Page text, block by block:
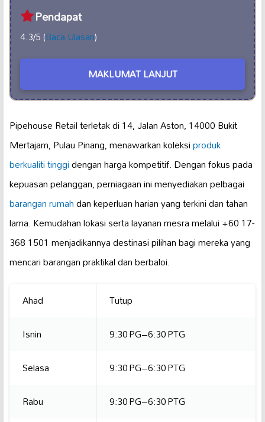
Pendapat
4.3/5 (Baca Ulasan)
MAKLUMAT LANJUT
Pipehouse Retail terletak di 14, Jalan Aston, 14000 Bukit
Mertajam, Pulau Pinang, menawarkan koleksiproduk
berkualiti tinggidengan harga kompetitif. Dengan fokus pada
kepuasan pelanggan, perniagaan ini menyediakan pelbagai
barangan rumahdan keperluan harian yang terkini dan tahan
lama. Kemudahan lokasi serta layanan mesra melalui +60 17-
368 1501 menjadikannya destinasi pilihan bagi mereka yang
mencari barangan praktikal dan berbaloi.
Ahad
Tutup
Isnin
9:30 PG–6:30 PTG
Selasa
9:30 PG–6:30 PTG
Rabu
9:30 PG–6:30 PTG